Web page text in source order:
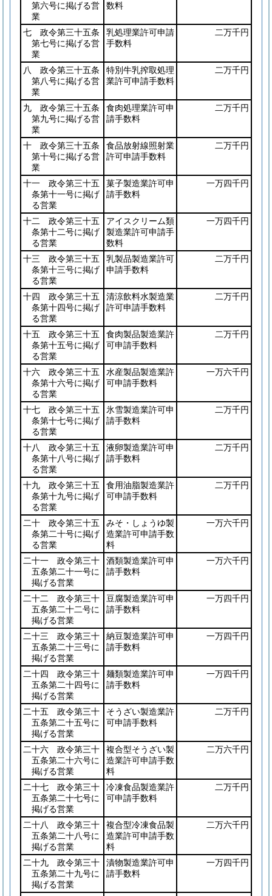
第六号に掲げる営
業
数料
七 政令第三十五条
第七号に掲げる営
業
乳処理業許可申請
手数料
二万千円
八 政令第三十五条
第八号に掲げる営
業
特別牛乳搾取処理
業許可申請手数料
二万千円
九 政令第三十五条
第九号に掲げる営
業
食肉処理業許可申
請手数料
二万千円
十 政令第三十五条
第十号に掲げる営
業
食品放射線照射業
許可申請手数料
二万千円
十一 政令第三十五
条第十一号に掲げ
る営業
菓子製造業許可申
請手数料
一万四千円
十二 政令第三十五
条第十二号に掲げ
る営業
アイスクリーム類
製造業許可申請手
数料
一万四千円
十三 政令第三十五
条第十三号に掲げ
る営業
乳製品製造業許可
申請手数料
二万千円
十四 政令第三十五
条第十四号に掲げ
る営業
清涼飲料水製造業
許可申請手数料
二万千円
十五 政令第三十五
条第十五号に掲げ
る営業
食肉製品製造業許
可申請手数料
二万千円
十六 政令第三十五
条第十六号に掲げ
る営業
水産製品製造業許
可申請手数料
一万六千円
十七 政令第三十五
条第十七号に掲げ
る営業
氷雪製造業許可申
請手数料
二万千円
十八 政令第三十五
条第十八号に掲げ
る営業
液卵製造業許可申
請手数料
二万千円
十九 政令第三十五
条第十九号に掲げ
る営業
食用油脂製造業許
可申請手数料
二万千円
二十 政令第三十五
条第二十号に掲げ
る営業
みそ・しょうゆ製
造業許可申請手数
料
一万六千円
二十一 政令第三十
五条第二十一号に
掲げる営業
酒類製造業許可申
請手数料
一万六千円
二十二 政令第三十
五条第二十二号に
掲げる営業
豆腐製造業許可申
請手数料
一万四千円
二十三 政令第三十
五条第二十三号に
掲げる営業
納豆製造業許可申
請手数料
一万四千円
二十四 政令第三十
五条第二十四号に
掲げる営業
麺類製造業許可申
請手数料
一万四千円
二十五 政令第三十
五条第二十五号に
掲げる営業
そうざい製造業許
可申請手数料
二万千円
二十六 政令第三十
五条第二十六号に
掲げる営業
複合型そうざい製
造業許可申請手数
料
二万六千円
二十七 政令第三十
五条第二十七号に
掲げる営業
冷凍食品製造業許
可申請手数料
二万千円
二十八 政令第三十
五条第二十八号に
掲げる営業
複合型冷凍食品製
造業許可申請手数
料
二万六千円
二十九 政令第三十
五条第二十九号に
掲げる営業
漬物製造業許可申
請手数料
一万四千円